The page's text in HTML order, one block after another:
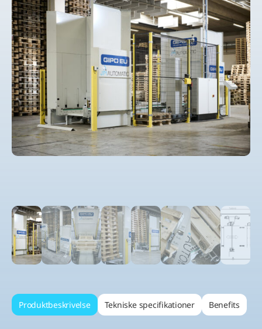
Produktbeskrivelse Tekniske specifikationer Benefits